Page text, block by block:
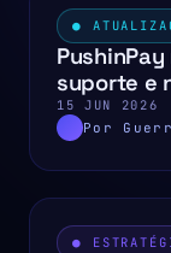
●
suporte e
15 JUN 2026
Por
●